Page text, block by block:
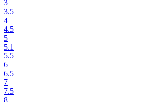
3
3.5
4
4.5
5
5.1
5.5
6
6.5
7
7.5
8